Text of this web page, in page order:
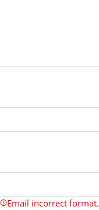
Email incorrect format.